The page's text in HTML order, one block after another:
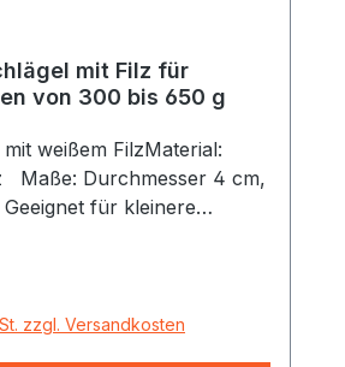
mit Filz für
von 300 bis 650 g
weißem FilzMaterial:
Maße: Durchmesser 4 cm,
für kleinere
Kanten und
Holzstab.
zzgl. Versandkosten